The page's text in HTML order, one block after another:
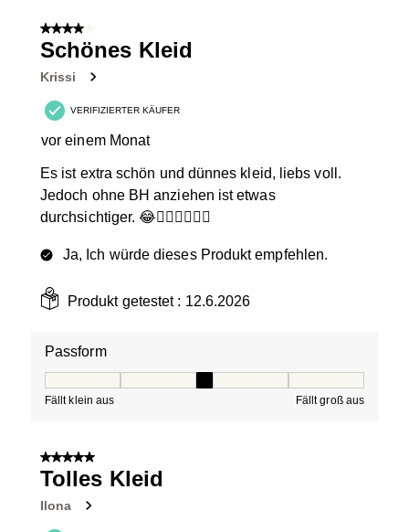
von
Bewertungen.
4 von 5 Sternen.
Schönes Kleid
Krissi
VERIFIZIERTER KÄUFER
vor einem Monat
Es ist extra schön und dünnes kleid, liebs voll.
Jedoch ohne BH anziehen ist etwas
durchsichtiger. 😂🤷🏻‍♀️💁🏻‍♀️
Ja, Ich würde dieses Produkt empfehlen.
Produkt getestet : 12.6.2026
Passform
Fällt klein aus Fällt groß aus
5 von 5 Sternen.
Tolles Kleid
Ilona